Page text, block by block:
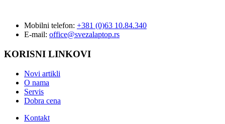
Mobilni telefon: +381 (0)63 10.84.340
E-mail: office@svezalaptop.rs
KORISNI LINKOVI
Novi artikli
O nama
Servis
Dobra cena
Kontakt